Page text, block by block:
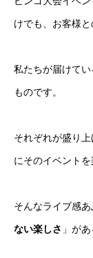
けでも、お客様と
私たちが届けてい
ものです。
それぞれが盛り
にそのイベントを
そんなライブ感
ない楽しさ 」が